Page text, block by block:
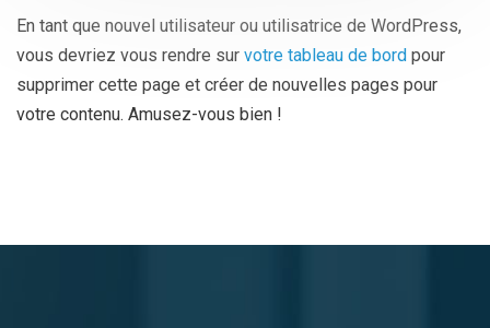
En tant que nouvel utilisateur ou utilisatrice de WordPress,
vous devriez vous rendre sur votre tableau de bord pour
supprimer cette page et créer de nouvelles pages pour
votre contenu. Amusez-vous bien !